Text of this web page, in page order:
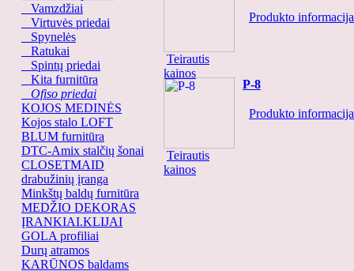
Vamzdžiai
Virtuvės priedai
Spynelės
Ratukai
Spintų priedai
Kita furnitūra
Ofiso priedai
KOJOS MEDINĖS
Kojos stalo LOFT
BLUM furnitūra
DTC-Amix stalčių šonai
CLOSETMAID
drabužinių įranga
Minkštų baldų furnitūra
MEDŽIO DEKORAS
ĮRANKIAI.KLIJAI
GOLA profiliai
Durų atramos
KARŪNOS baldams
Teirautis
kainos
Produkto
Teirautis
kainos
P-8
Produkto